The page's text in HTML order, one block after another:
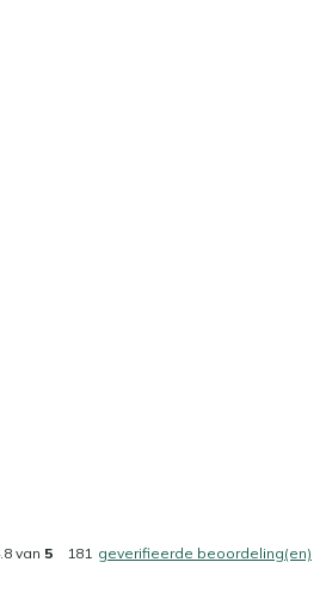
van 5 181 geverifieerde beoordeling(en)